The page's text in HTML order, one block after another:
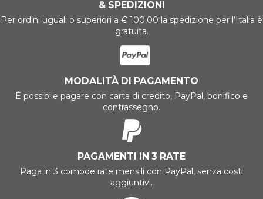
& SPEDIZIONI
Per ordini uguali o superiori a € 100,00 la spedizione per l’Italia è
gratuita.
MODALITÀ DI PAGAMENTO
È possibile pagare con carta di credito, PayPal, bonifico e
contrassegno.
PAGAMENTI IN 3 RATE
Paga in 3 comode rate mensili con PayPal, senza costi
aggiuntivi.